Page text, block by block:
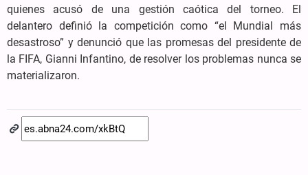
quienes acusó de una gestión caótica del torneo. El
delantero definió la competición como “el Mundial más
desastroso” y denunció que las promesas del presidente de
la FIFA, Gianni Infantino, de resolver los problemas nunca se
materializaron.